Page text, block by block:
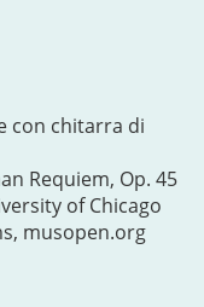
con chitarra di
Requiem, Op. 45
of Chicago
musopen.org